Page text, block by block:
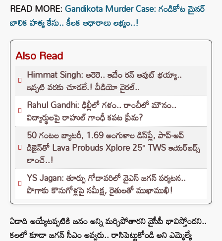
READ MORE:Gandikota Murder Case: గండికోట మైనర్
బాలిక హత్య కేసు.. కీలక ఆధారాలు లభ్యం..!
Also Read
Himmat Singh: అరెరె.. ఇదేం రన్ అవుట్ భయ్యా..
ఇప్పటి వరకు చూడలే.! వీడియో వైరల్..
Rahul Gandhi: ఢిల్లీలో గళం.. రాంచీలో మౌనం..
విద్యార్థులపై రాహుల్ గాంధీ కపట ప్రేమ?
50 గంటల బ్యాటరీ, 1.69 అంగుళాల డిస్‌ప్లే, పాప్-అప్
డిజైన్‌తో Lava Probuds Xplore 25° TWS ఇయర్‌బడ్స్
లాంచ్..!
YS Jagan: తూర్పు గోదావరిలో వైఎస్ జగన్ పర్యటన..
పొగాకు కొనుగోళ్లపై సమీక్ష, రైతులతో ముఖాముఖి!
ఏడాది అయ్యేటప్పటికి జనం అన్ని మర్చిపోతారని వైసీపీ భావిస్తోందని..
కలలో కూడా జగన్ సీఎం అవ్వరు.. రాసిపెట్టుకోండి అని ఎమ్మెల్యే